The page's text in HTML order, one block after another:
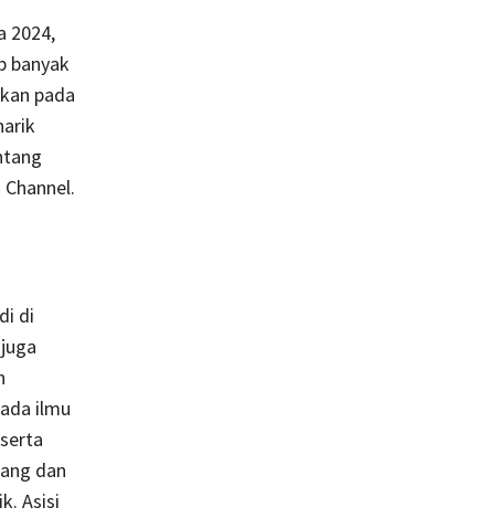
2024,
banyak
pada
di
ilmu
dan
Asisi